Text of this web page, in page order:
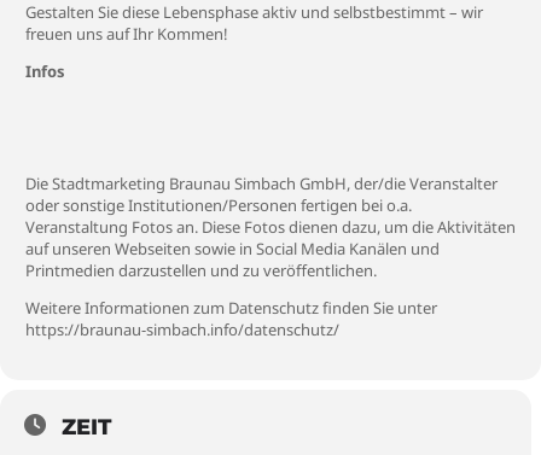
Gestalten Sie diese Lebensphase aktiv und selbstbestimmt – wir
freuen uns auf Ihr Kommen!
Infos
Die Stadtmarketing Braunau Simbach GmbH, der/die Veranstalter
oder sonstige Institutionen/Personen fertigen bei o.a.
Veranstaltung Fotos an. Diese Fotos dienen dazu, um die Aktivitäten
auf unseren Webseiten sowie in Social Media Kanälen und
Printmedien darzustellen und zu veröffentlichen.
Weitere Informationen zum Datenschutz finden Sie unter
https://braunau-simbach.info/datenschutz/
ZEIT